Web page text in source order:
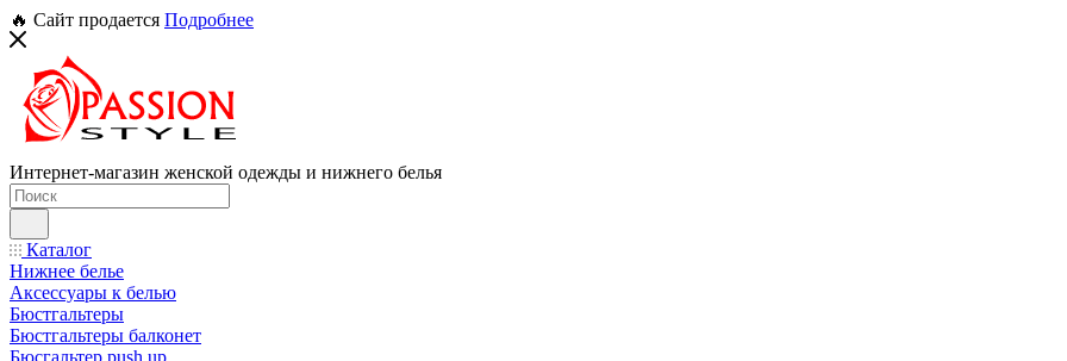
🔥 Сайт продается Подробнее
Интернет-магазин женской одежды и нижнего белья
Каталог
Нижнее белье
Аксессуары к белью
Бюстгальтеры
Бюстгальтеры балконет
Бюсгальтер push up